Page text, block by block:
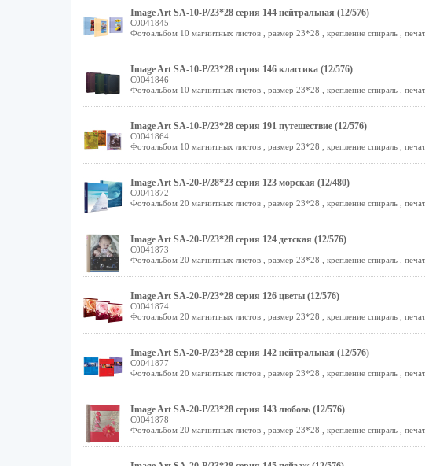
Image Art SA-10-Р/23*28 серия 144 нейтральная (12/576)
C0041845
Фотоальбом 10 магнитных листов , размер 23*28 , крепление спираль ,
Image Art SA-10-Р/23*28 серия 146 классика (12/576)
C0041846
Фотоальбом 10 магнитных листов , размер 23*28 , крепление спираль ,
Image Art SA-10-Р/23*28 серия 191 путешествие (12/576)
C0041864
Фотоальбом 10 магнитных листов , размер 23*28 , крепление спираль ,
Image Art SA-20-Р/28*23 серия 123 морская (12/480)
C0041872
Фотоальбом 20 магнитных листов , размер 23*28 , крепление спираль ,
Image Art SA-20-Р/23*28 серия 124 детская (12/576)
C0041873
Фотоальбом 20 магнитных листов , размер 23*28 , крепление спираль ,
Image Art SA-20-Р/23*28 серия 126 цветы (12/576)
C0041874
Фотоальбом 20 магнитных листов , размер 23*28 , крепление спираль ,
Image Art SA-20-Р/23*28 серия 142 нейтральная (12/576)
C0041877
Фотоальбом 20 магнитных листов , размер 23*28 , крепление спираль ,
Image Art SA-20-Р/23*28 серия 143 любовь (12/576)
C0041878
Фотоальбом 20 магнитных листов , размер 23*28 , крепление спираль ,